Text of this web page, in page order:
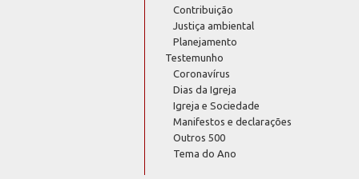
Contribuição
Justiça ambiental
Planejamento
Testemunho
Coronavírus
Dias da Igreja
Igreja e Sociedade
Manifestos e declarações
Outros 500
Tema do Ano